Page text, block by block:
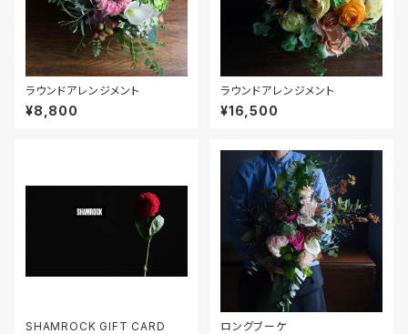
ラウンドアレンジメント
¥8,800
ラウンドアレンジメント
¥16,500
SHAMROCK GIFT CARD ロングブーケ